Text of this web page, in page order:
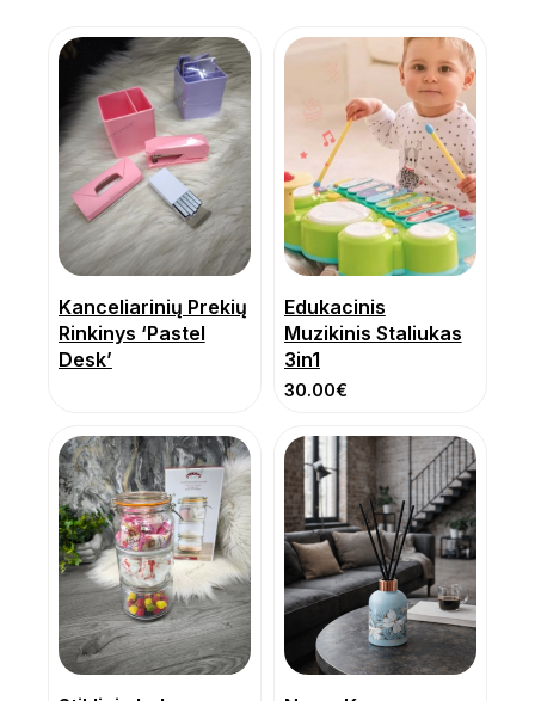
Kanceliarinių Prekių
Rinkinys ‘Pastel
Desk’
Edukacinis
Muzikinis Staliukas
3in1
30.00€